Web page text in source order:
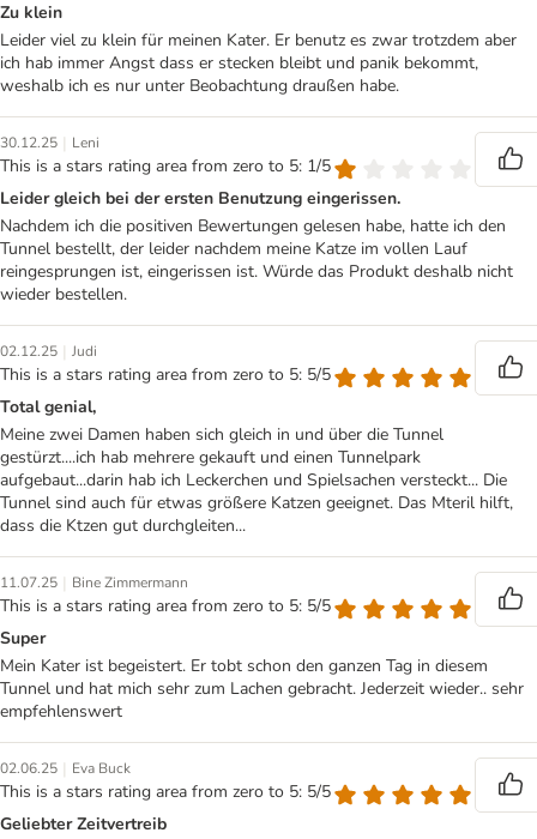
Zu klein
Leider viel zu klein für meinen Kater. Er benutz es zwar trotzdem aber
ich hab immer Angst dass er stecken bleibt und panik bekommt,
weshalb ich es nur unter Beobachtung draußen habe.
30.12.25 | Leni
This is a stars rating area from zero to 5: 1/5
Leider gleich bei der ersten Benutzung eingerissen.
Nachdem ich die positiven Bewertungen gelesen habe, hatte ich den
Tunnel bestellt, der leider nachdem meine Katze im vollen Lauf
reingesprungen ist, eingerissen ist. Würde das Produkt deshalb nicht
wieder bestellen.
02.12.25 | Judi
This is a stars rating area from zero to 5: 5/5
Total genial,
Meine zwei Damen haben sich gleich in und über die Tunnel
gestürzt....ich hab mehrere gekauft und einen Tunnelpark
aufgebaut...darin hab ich Leckerchen und Spielsachen versteckt... Die
Tunnel sind auch für etwas größere Katzen geeignet. Das Mteril hilft,
dass die Ktzen gut durchgleiten...
11.07.25 | Bine Zimmermann
This is a stars rating area from zero to 5: 5/5
Super
Mein Kater ist begeistert. Er tobt schon den ganzen Tag in diesem
Tunnel und hat mich sehr zum Lachen gebracht. Jederzeit wieder.. sehr
empfehlenswert
02.06.25 | Eva Buck
This is a stars rating area from zero to 5: 5/5
Geliebter Zeitvertreib